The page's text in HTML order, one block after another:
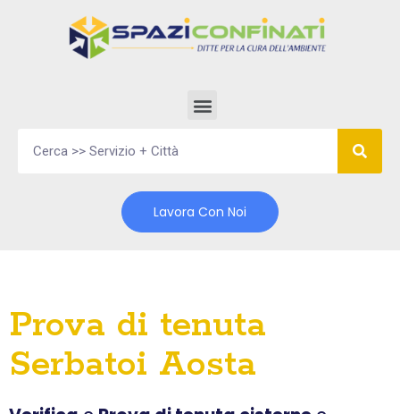
Lavora Con Noi
Prova di tenuta
Serbatoi Aosta